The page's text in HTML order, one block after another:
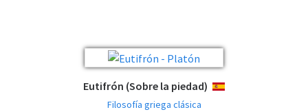
Eutifrón (Sobre la piedad) ESPAÑOL
Filosofía griega clásica